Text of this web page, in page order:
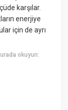
karşılar.
enerjiye
için de ayrı
okuyun: